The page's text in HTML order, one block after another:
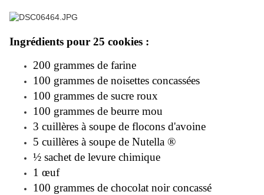
Ingrédients pour 25 cookies :
200 grammes de farine
100 grammes de noisettes concassées
100 grammes de sucre roux
100 grammes de beurre mou
3 cuillères à soupe de flocons d'avoine
5 cuillères à soupe de Nutella ®
½ sachet de levure chimique
1 œuf
100 grammes de chocolat noir concassé